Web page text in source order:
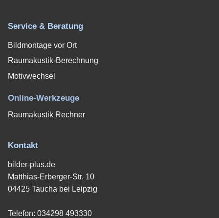
Service & Beratung
Bildmontage vor Ort
Raumakustik-Berechnung
Motivwechsel
Online-Werkzeuge
Raumakustik Rechner
Kontakt
bilder-plus.de
Matthias-Erberger-Str. 10
04425 Taucha bei Leipzig
Telefon: 034298 493330